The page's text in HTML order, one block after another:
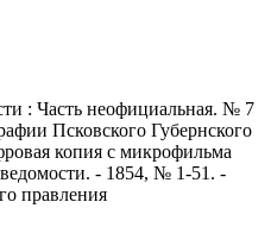
: Часть неофициальная. № 7
Псковского Губернского
копия с микрофильма
- 1854, № 1-51. -
правления